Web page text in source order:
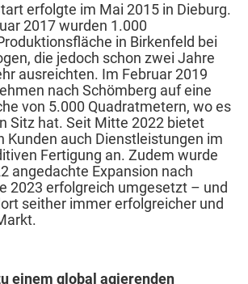
erfolgte im Mai 2015 in Dieburg.
2017 wurden 1.000
in Birkenfeld bei
die jedoch schon zwei Jahre
ausreichten. Im Februar 2019
nach Schömberg auf eine
von 5.000 Quadratmetern, wo es
Sitz hat. Seit Mitte 2022 bietet
Kunden auch Dienstleistungen im
Fertigung an. Zudem wurde
angedachte Expansion nach
2023 erfolgreich umgesetzt – und
seither immer erfolgreicher und
einem global agierenden